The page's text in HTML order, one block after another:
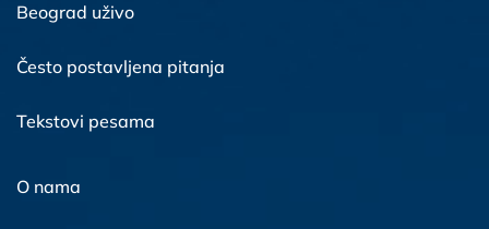
Beograd uživo
Često postavljena pitanja
Tekstovi pesama
O nama